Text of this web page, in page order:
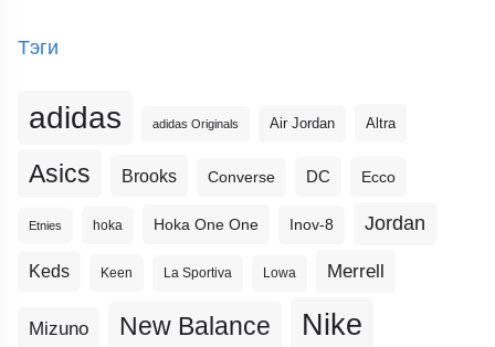
Тэги
adidas adidas Originals Air Jordan Altra
Asics Brooks Converse DC Ecco
Etnies hoka Hoka One One Inov-8 Jordan
Keds Keen La Sportiva Lowa Merrell
Mizuno New Balance Nike